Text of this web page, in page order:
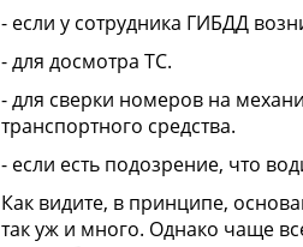
- если у сотрудника ГИБДД
- для досмотра ТС.
- для сверки номеров на
транспортного средства.
- если есть подозрение, что
Как видите, в принципе,
так уж и много. Однако чаще